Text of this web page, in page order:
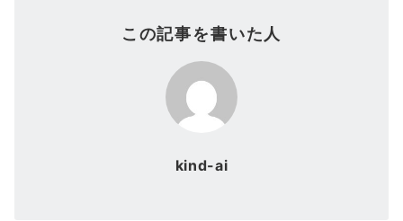
この記事を書いた人
kind-ai